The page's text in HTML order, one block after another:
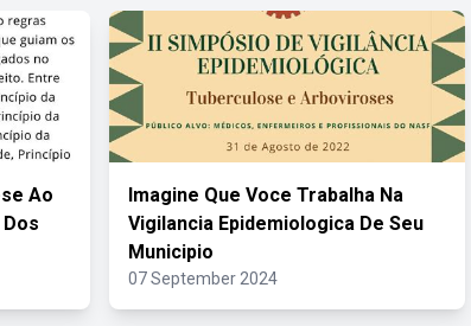
Ao
Imagine Que Voce Trabalha Na
Vigilancia Epidemiologica De Seu
Municipio
07 September 2024